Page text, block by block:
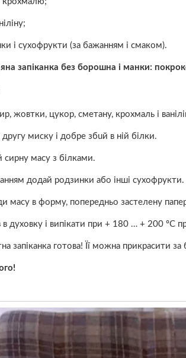
і сухофрукти (за бажанням і смаком).
запіканка без борошна і манки:
жовтки, цукор, сметану, крохмаль і
другу миску і добре збuй в ній білки.
сирну масу з білками.
додай родзинки або інші сухофрукти.
масу в форму, попередньо застелену
в духовку і випікати при + 180 … + 200 ºC
запіканка готова! Її можна прикрасити